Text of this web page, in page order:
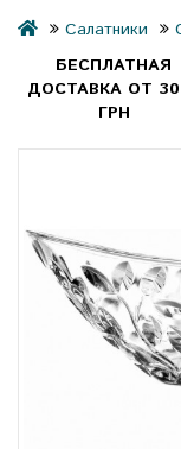
Салатники
БЕСПЛАТНАЯ
ДОСТАВКА ОТ
ГРН